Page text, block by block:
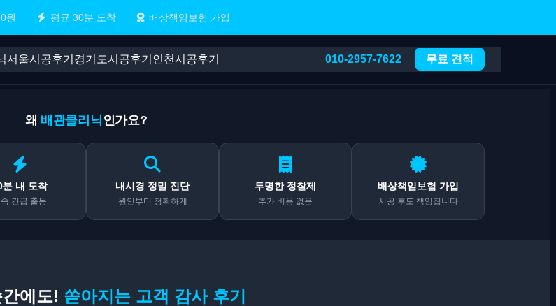
원 평균 30분 도착 배상책임보험 가입
서울시공후기 경기도시공후기 인천시공후기 010-2957-7622 무료 견적
왜 배관클리닉 인가요?
분 내 도착
긴급 출동
내시경 정밀 진단
원인부터 정확하게
투명한 정찰제
추가 비용 없음
배상책임보험 가입
시공 후도 책임집니다
에도! 쏟아지는 고객 감사 후기